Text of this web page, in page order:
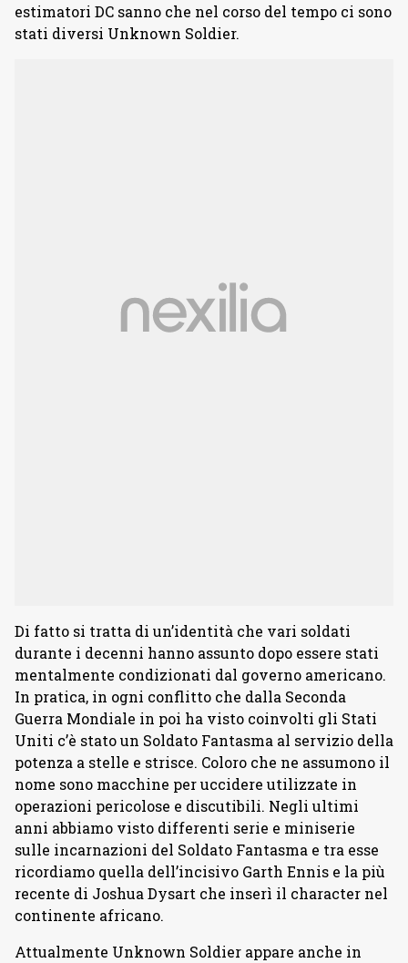
estimatori DC sanno che nel corso del tempo ci sono
stati diversi Unknown Soldier.
Di fatto si tratta di un’identità che vari soldati
durante i decenni hanno assunto dopo essere stati
mentalmente condizionati dal governo americano.
In pratica, in ogni conflitto che dalla Seconda
Guerra Mondiale in poi ha visto coinvolti gli Stati
Uniti c’è stato un Soldato Fantasma al servizio della
potenza a stelle e strisce. Coloro che ne assumono il
nome sono macchine per uccidere utilizzate in
operazioni pericolose e discutibili. Negli ultimi
anni abbiamo visto differenti serie e miniserie
sulle incarnazioni del Soldato Fantasma e tra esse
ricordiamo quella dell’incisivo Garth Ennis e la più
recente di Joshua Dysart che inserì il character nel
continente africano.
Attualmente Unknown Soldier appare anche in